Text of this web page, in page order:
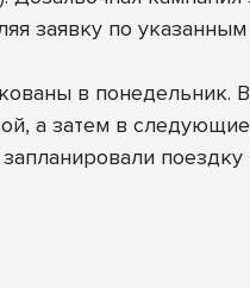
заявку по
в понедельник.
а затем в